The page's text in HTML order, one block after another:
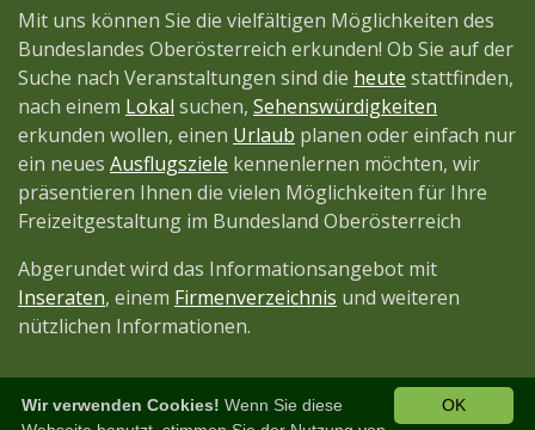
Mit uns können Sie die vielfältigen Möglichkeiten des
Bundeslandes Oberösterreich erkunden! Ob Sie auf der
Suche nach Veranstaltungen sind die heute stattfinden,
nach einem Lokal suchen, Sehenswürdigkeiten
erkunden wollen, einen Urlaub planen oder einfach nur
ein neues Ausflugsziele kennenlernen möchten, wir
präsentieren Ihnen die vielen Möglichkeiten für Ihre
Freizeitgestaltung im Bundesland Oberösterreich
Abgerundet wird das Informationsangebot mit
Inseraten, einem Firmenverzeichnis und weiteren
nützlichen Informationen.
Diese Seite ist ein Projekt derJetztMedien.com OK
Wir verwenden Cookies! Wenn Sie diese